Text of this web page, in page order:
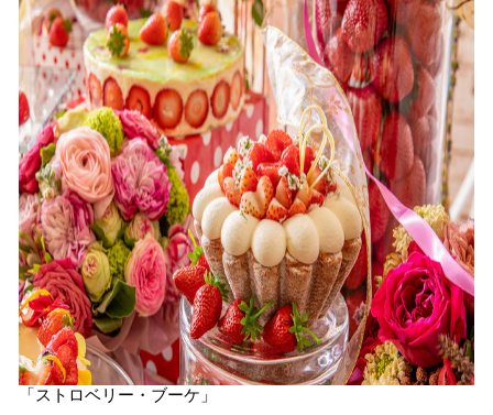
「ストロベリー・ブーケ」